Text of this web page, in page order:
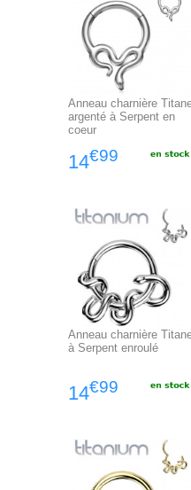
Anneau charnière
argenté à Serpent en
coeur
14€99
Anneau charnière
à Serpent enroulé
14€99